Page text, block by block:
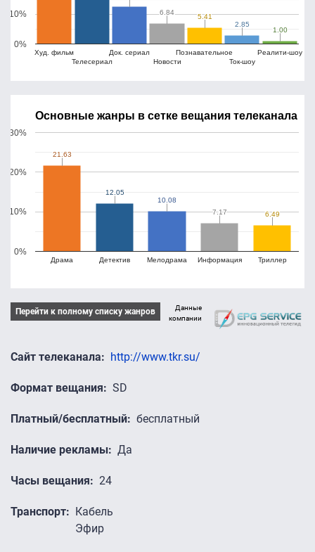
Худ. фильм
Телесериал
Док. сериал
Новости
Познавательное
Ток-шоу
Реалити-шоу
0%
10% 6.84
6.84
5.41
5.41
2.85
2.85
1.00
1.00
Основные жанры в сетке вещания телеканала
Драма Детектив Мелодрама Информация Триллер
0%
10%
20%
30%
21.63
21.63
12.05
12.05
10.08
10.08
7.17
7.17 6.49
6.49
Перейти к полному списку жанров
Данные
компании
Сайт телеканала http://www.tkr.su/
Формат вещания SD
Платный/бесплатный бесплатный
Наличие рекламы Да
Часы вещания 24
Транспорт
Кабель
Эфир